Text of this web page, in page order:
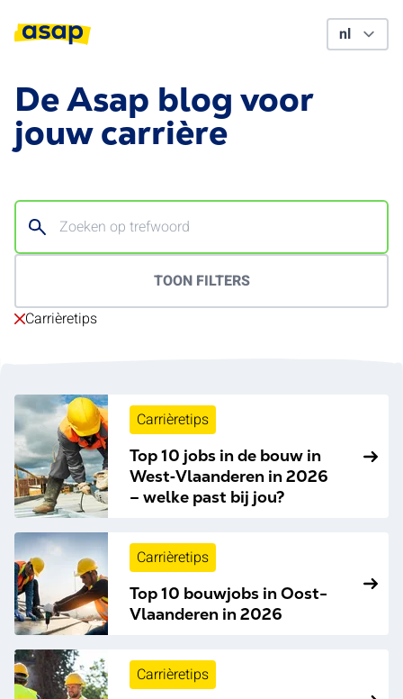
De Asap blog voor
jouw carrière
TOON FILTERS
Carrièretips
Carrièretips
Top 10 jobs in de bouw in
West‑Vlaanderen in 2026
– welke past bij jou?
Carrièretips
Top 10 bouwjobs in Oost-
Vlaanderen in 2026
Carrièretips